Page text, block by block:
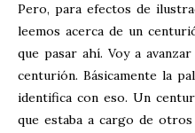
Pero, para efectos de
leemos acerca de un
que pasar ahí. Voy a
centurión. Básicamente la
identifica con eso. Un
que estaba a cargo de